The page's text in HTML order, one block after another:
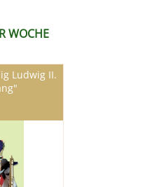
WOCHE
Ludwig II.